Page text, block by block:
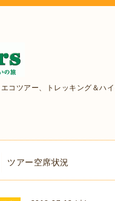
コツアー、トレッキング＆ハ
ツアー空席状況